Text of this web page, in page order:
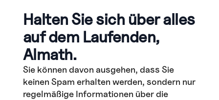
Halten Sie sich über alles
auf dem Laufenden,
Almath.
Sie können davon ausgehen, dass Sie
keinen Spam erhalten werden, sondern nur
regelmäßige Informationen über die